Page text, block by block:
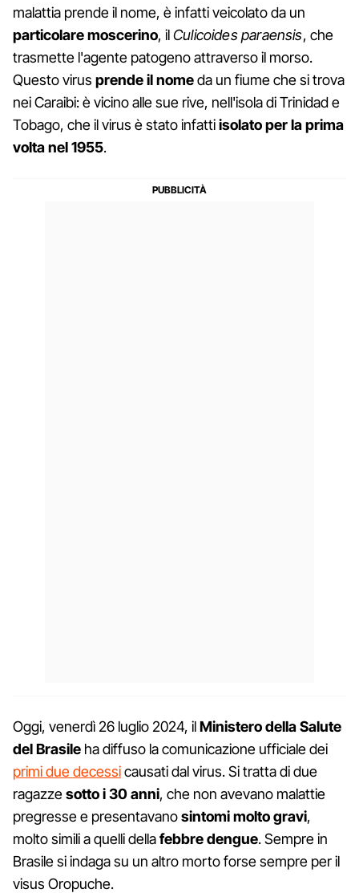
malattia prende il nome, è infatti veicolato da un
particolare moscerino, ilCulicoides paraensis, che
trasmette l'agente patogeno attraverso il morso.
Questo virus prende il nomeda un fiume che si trova
nei Caraibi: è vicino alle sue rive, nell'isola di Trinidad e
Tobago, che il virus è stato infattiisolato per la prima
volta nel 1955.
Oggi, venerdì 26 luglio 2024, ilMinistero della Salute
del Brasile ha diffuso la comunicazione ufficiale dei
primi due decessicausati dal virus. Si tratta di due
ragazzesotto i 30 anni, che non avevano malattie
pregresse e presentavanosintomi molto gravi,
molto simili a quelli dellafebbre dengue. Sempre in
Brasile si indaga su un altro morto forse sempre per il
visus Oropuche.